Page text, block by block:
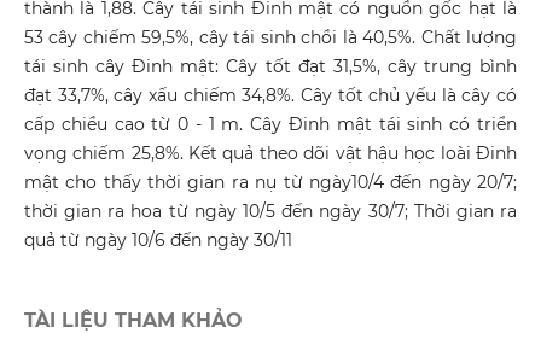
thành là 1,88. Cây tái sinh Đinh mật có nguồn gốc hạt là
53 cây chiếm 59,5%, cây tái sinh chồi là 40,5%. Chất lượng
tái sinh cây Đinh mật: Cây tốt đạt 31,5%, cây trung bình
đạt 33,7%, cây xấu chiếm 34,8%. Cây tốt chủ yếu là cây có
cấp chiều cao từ 0 - 1 m. Cây Đinh mật tái sinh có triển
vọng chiếm 25,8%. Kết quả theo dõi vật hậu học loài Đinh
mật cho thấy thời gian ra nụ từ ngày10/4 đến ngày 20/7;
thời gian ra hoa từ ngày 10/5 đến ngày 30/7; Thời gian ra
quả từ ngày 10/6 đến ngày 30/11
TÀI LIỆU THAM KHẢO